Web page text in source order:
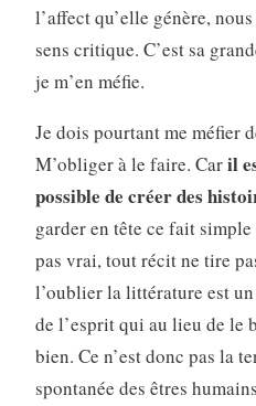
l’affect qu’elle génère,
sens critique. C’est sa
je m’en méfie.
Je dois pourtant me méfier
M’obliger à le faire. Caril
possible de créer des
garder en tête ce fait
pas vrai, tout récit ne tire
l’oublier la littérature est
de l’esprit qui au lieu de le
bien. Ce n’est donc pas la
spontanée des êtres